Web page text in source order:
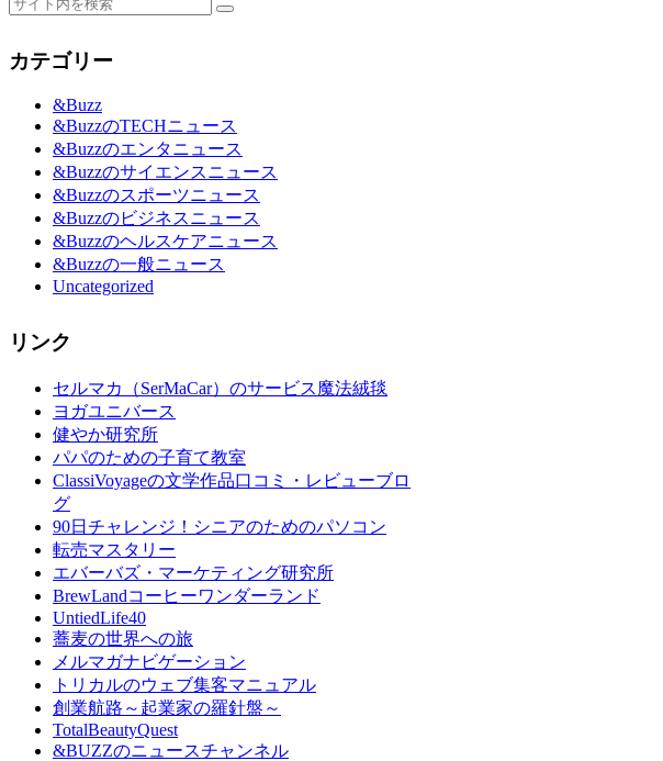
カテゴリー
&Buzz
&BuzzのTECHニュース
&Buzzのエンタニュース
&Buzzのサイエンスニュース
&Buzzのスポーツニュース
&Buzzのビジネスニュース
&Buzzのヘルスケアニュース
&Buzzの一般ニュース
Uncategorized
リンク
セルマカ（SerMaCar）のサービス魔法絨毯
ヨガユニバース
健やか研究所
パパのための子育て教室
ClassiVoyageの文学作品口コミ・レビューブロ
グ
90日チャレンジ！シニアのためのパソコン
転売マスタリー
エバーバズ・マーケティング研究所
BrewLandコーヒーワンダーランド
UntiedLife40
蕎麦の世界への旅
メルマガナビゲーション
トリカルのウェブ集客マニュアル
創業航路～起業家の羅針盤～
TotalBeautyQuest
&BUZZのニュースチャンネル